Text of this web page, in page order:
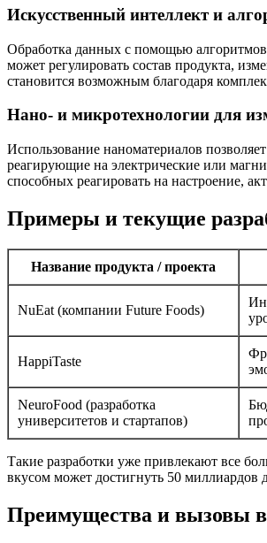
Искусственный интеллект и
Обработка данных с помощью алгоритмов
может регулировать состав продукта,
становится возможным благодаря
Нано- и микротехнологии для
Использование наноматериалов
реагирующие на электрические или
способных реагировать на настроение,
Примеры и текущие
Название продукта / проекта
NuEat (компании Future Foods)
HappiTaste
NeuroFood (разработка
университетов и стартапов)
Такие разработки уже привлекают все
вкусом может достигнуть 50 миллиардов
Преимущества и вызовы